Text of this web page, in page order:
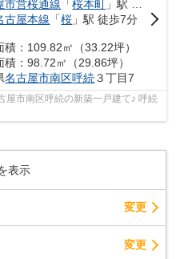
市営桜通線 「桜本町 」駅 徒歩6分
古屋本線 「桜 」駅 徒歩7分
積：109.82㎡（33.22坪）
積：98.72㎡（29.86坪）
名古屋市南区呼続３丁目7
南区呼続の新築一戸建て♪ 呼続
表示
変更
変更